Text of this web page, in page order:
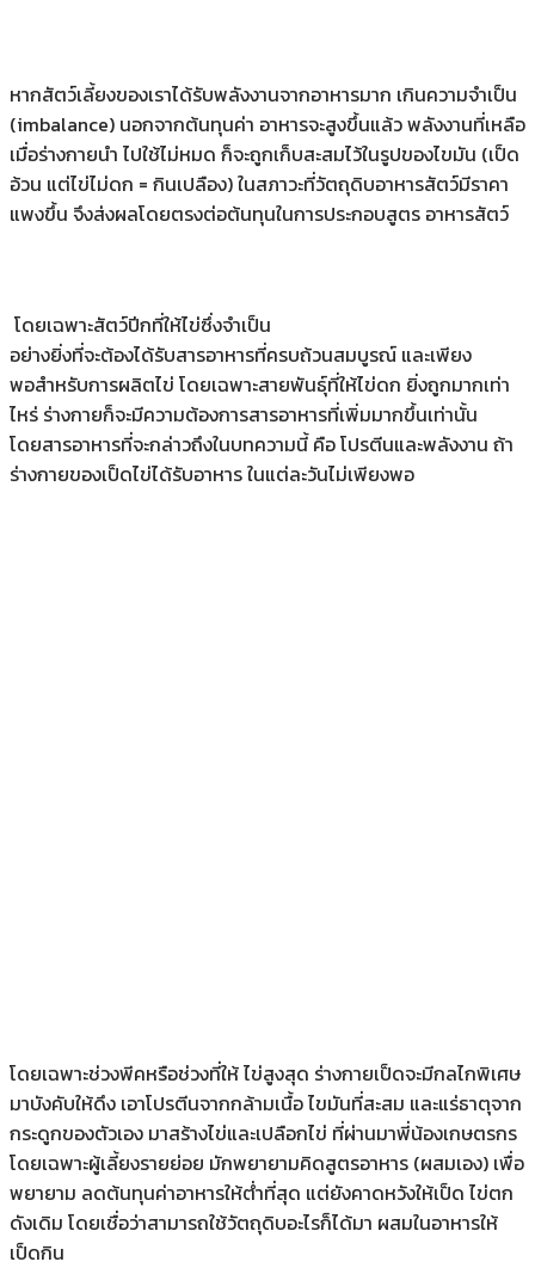
หากสัตว์เลี้ยงของเราได้รับพลังงานจากอาหารมาก เกินความจําเป็น
(imbalance) นอกจากต้นทุนค่า อาหารจะสูงขึ้นแล้ว พลังงานที่เหลือ
เมื่อร่างกายนํา ไปใช้ไม่หมด ก็จะถูกเก็บสะสมไว้ในรูปของไขมัน (เป็ด
อ้วน แต่ไข่ไม่ดก = กินเปลือง) ในสภาวะที่วัตถุดิบอาหารสัตว์มีราคา
แพงขึ้น จึงส่งผลโดยตรงต่อต้นทุนในการประกอบสูตร อาหารสัตว์
โดยเฉพาะสัตว์ปีกที่ให้ไข่ซึ่งจําเป็น
อย่างยิ่งที่จะต้องได้รับสารอาหารที่ครบถ้วนสมบูรณ์ และเพียง
พอสําหรับการผลิตไข่ โดยเฉพาะสายพันธุ์ที่ให้ไข่ดก ยิ่งถูกมากเท่า
ไหร่ ร่างกายก็จะมีความต้องการสารอาหารที่เพิ่มมากขึ้นเท่านั้น
โดยสารอาหารที่จะกล่าวถึงในบทความนี้ คือ โปรตีนและพลังงาน ถ้า
ร่างกายของเป็ดไข่ได้รับอาหาร ในแต่ละวันไม่เพียงพอ
โดยเฉพาะช่วงพีคหรือช่วงที่ให้ ไข่สูงสุด ร่างกายเป็ดจะมีกลไกพิเศษ
มาบังคับให้ดึง เอาโปรตีนจากกล้ามเนื้อ ไขมันที่สะสม และแร่ธาตุจาก
กระดูกของตัวเอง มาสร้างไข่และเปลือกไข่ ที่ผ่านมาพี่น้องเกษตรกร
โดยเฉพาะผู้เลี้ยงรายย่อย มักพยายามคิดสูตรอาหาร (ผสมเอง) เพื่อ
พยายาม ลดต้นทุนค่าอาหารให้ต่ําที่สุด แต่ยังคาดหวังให้เป็ด ไข่ตก
ดังเดิม โดยเชื่อว่าสามารถใช้วัตถุดิบอะไรก็ได้มา ผสมในอาหารให้
เป็ดกิน